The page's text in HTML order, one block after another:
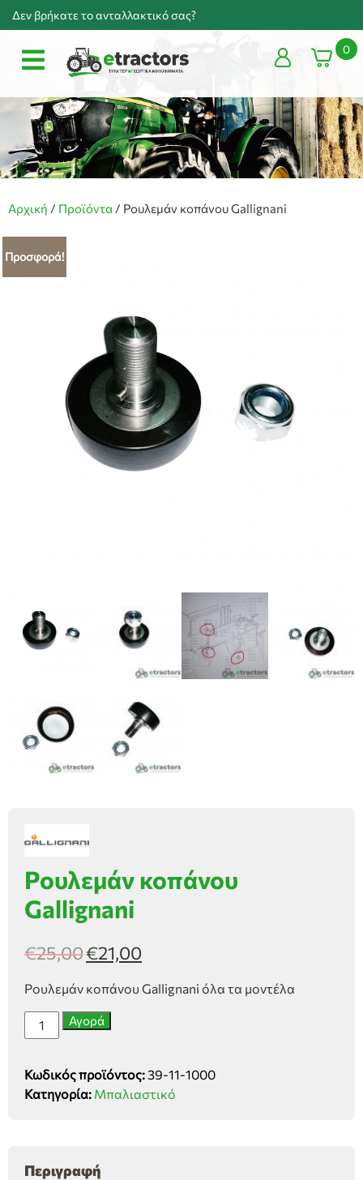
Δεν βρήκατε το ανταλλακτικό σας?
0
Αρχική / Προϊόντα / Ρουλεμάν κοπάνου Gallignani
Προσφορά!
Ρουλεμάν κοπάνου
Gallignani
€25,00€21,00
Ρουλεμάν κοπάνου Gallignani όλα τα μοντέλα
Ρουλεμάν
κοπάνου
ποσότητα
Αγορά
Κωδικός προϊόντος: 39-11-1000
Κατηγορία: Μπαλιαστικό
Περιγραφή